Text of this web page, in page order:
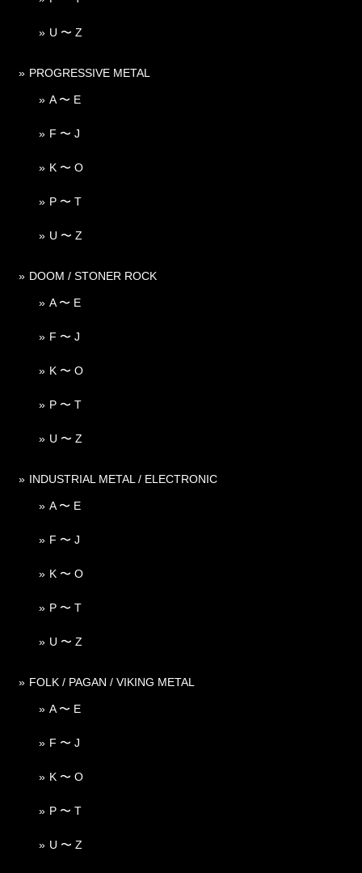
U 〜 Z
PROGRESSIVE METAL
A 〜 E
F 〜 J
K 〜 O
P 〜 T
U 〜 Z
DOOM / STONER ROCK
A 〜 E
F 〜 J
K 〜 O
P 〜 T
U 〜 Z
INDUSTRIAL METAL / ELECTRONIC
A 〜 E
F 〜 J
K 〜 O
P 〜 T
U 〜 Z
FOLK / PAGAN / VIKING METAL
A 〜 E
F 〜 J
K 〜 O
P 〜 T
U 〜 Z